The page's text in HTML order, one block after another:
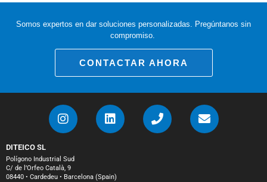
Somos expertos en dar soluciones personalizadas. Pregúntanos sin
compromiso.
CONTACTAR AHORA
DITEICO SL
Polígono Industrial Sud
C/ de l’Orfeo Català, 9
08440 • Cardedeu • Barcelona (Spain)